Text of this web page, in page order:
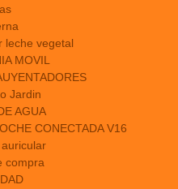
leche vegetal
MOVIL
Jardin
AGUA
CONECTADA V16
compra